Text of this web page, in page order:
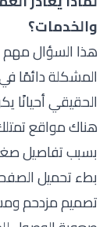
والخدمات؟
هذا السؤال مهم
المشكلة دائمًا
الحقيقي أحيانًا
هناك مواقع
بسبب تفاصيل
بطء تحميل
تصميم مزدحم